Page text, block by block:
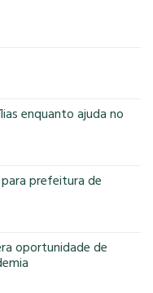
enquanto ajuda no
prefeitura de
oportunidade de